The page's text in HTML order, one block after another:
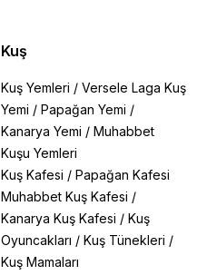
Kuş
Kuş Yemleri / Versele Laga Kuş
Yemi / Papağan Yemi /
Kanarya Yemi / Muhabbet
Kuşu Yemleri
Kuş Kafesi / Papağan Kafesi
Muhabbet Kuş Kafesi /
Kanarya Kuş Kafesi / Kuş
Oyuncakları / Kuş Tünekleri /
Kuş Mamaları